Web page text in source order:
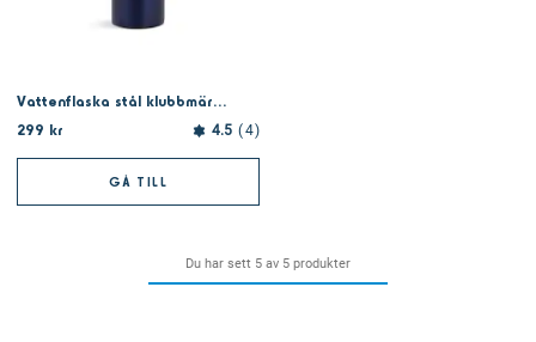
Vattenflaska stål klubbmärke
299 kr
4.5 4
GÅ TILL
Du har sett 5 av 5 produkter